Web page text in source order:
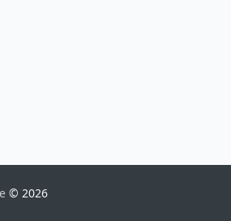
© 2026